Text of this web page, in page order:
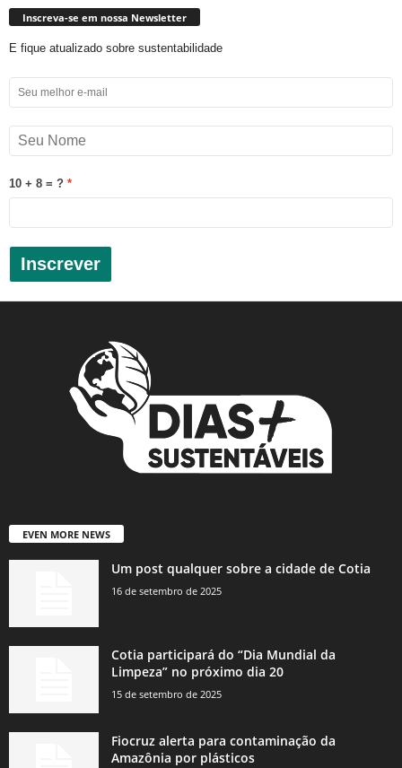
Inscreva-se em nossa Newsletter
E fique atualizado sobre sustentabilidade
10 + 8 = ?
Inscrever
EVEN MORE NEWS
Um post qualquer sobre a cidade de Cotia
16 de setembro de 2025
Cotia participará do “Dia Mundial da
Limpeza” no próximo dia 20
15 de setembro de 2025
Fiocruz alerta para contaminação da
Amazônia por plásticos